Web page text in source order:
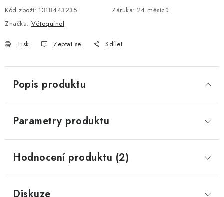
Kód zboží: 1318443235 Záruka: 24 měsíců
Značka: Vétoquinol
Tisk Zeptat se Sdílet
Popis produktu
Parametry produktu
Hodnocení produktu (2)